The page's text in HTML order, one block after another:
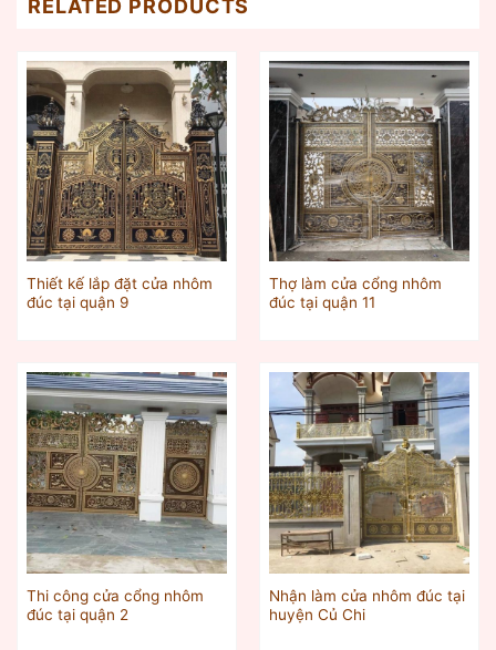
RELATED PRODUCTS
Thiết kế lắp đặt cửa nhôm
đúc tại quận 9
Thợ làm cửa cổng nhôm
đúc tại quận 11
Thi công cửa cổng nhôm
đúc tại quận 2
Nhận làm cửa nhôm đúc tại
huyện Củ Chi